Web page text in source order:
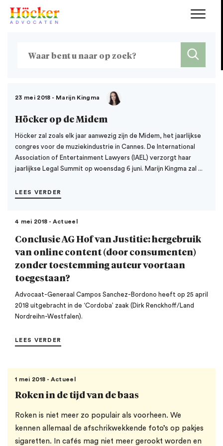
23 mei 2018 - Marijn Kingma
Höcker op de Midem
Höcker zal zoals elk jaar aanwezig zijn de Midem, het jaarlijkse
congres voor de muziekindustrie in Cannes. De International
Association of Entertainment Lawyers (IAEL) verzorgt haar
jaarlijkse Legal Summit op woensdag 6 juni. Marijn Kingma zal ...
LEES VERDER
4 mei 2018 - Actueel
Conclusie AG Hof van Justitie: hergebruik
van online content (door consumenten)
zonder toestemming auteur voortaan
toegestaan?
Advocaat-Generaal Campos Sanchez-Bordono heeft op 25 april
2018 uitgebracht in de ‘Cordoba’ zaak (Dirk Renckhoff/Land
Nordreihn-Westfalen).
LEES VERDER
1 mei 2018 - Actueel
Roken in de tijd van de baas
Roken is niet meer zo populair als voorheen. We
kennen allemaal de afschrikwekkende foto’s op pakjes
sigaretten. In cafés mag niet meer gerookt worden en